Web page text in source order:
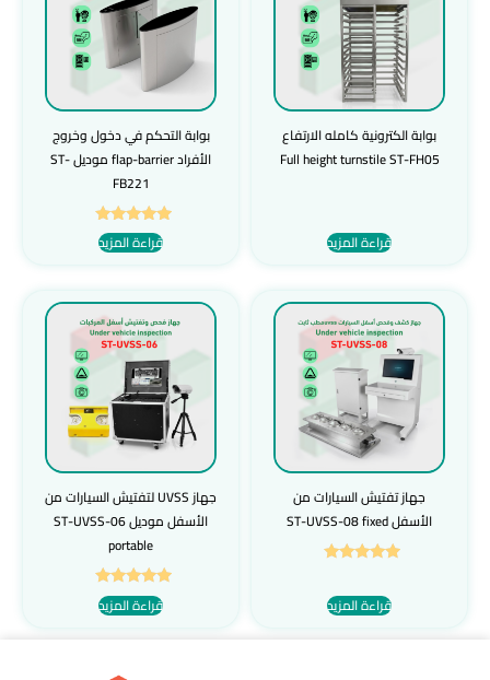
بوابة الكترونية كامله الارتفاع
Full height turnstile ST-FH05
قراءة المزيد
بوابة التحكم في دخول وخروج
الأفراد flap-barrier موديل ST-
FB221
تم التقييم
5.00
قراءة المزيد
جهاز تفتيش السيارات من
الأسفل ST-UVSS-08 fixed
من 5
قراءة المزيد
جهاز UVSS لتفتيش السيارات من
الأسفل موديل ST-UVSS-06
portable
تم التقييم
5.00
قراءة المزيد